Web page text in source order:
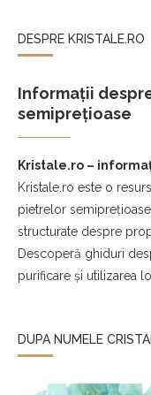
DESPRE KRISTALE.RO
Informații
semiprețioase
Kristale.ro –
Kristale.ro este o
pietrelor
structurate despre
Descoperă ghiduri
purificare și utilizarea
DUPA NUMELE